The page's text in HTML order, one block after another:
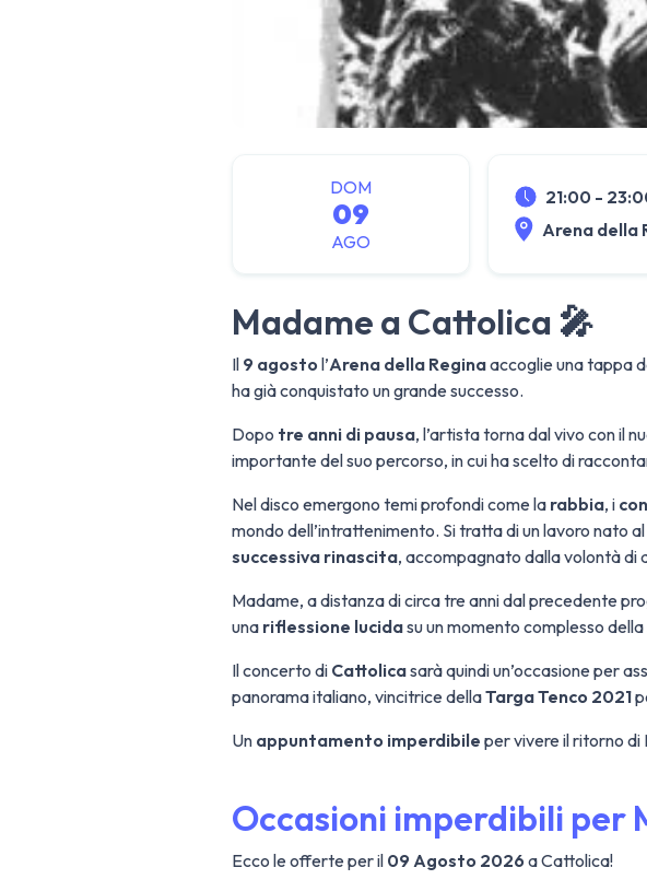
DOM
09
AGO
21:00 -
Arena della
Madame a Cattolica 🎤
Il 9 agosto l’Arena della Reginaaccoglie una tappa
ha già conquistato un grande successo.
Dopo tre anni di pausa, l’artista torna dal vivo con il
importante del suo percorso, in cui ha scelto di
Nel disco emergono temi profondi come la rabbia, i
mondo dell’intrattenimento. Si tratta di un lavoro nato
successiva rinascita, accompagnato dalla volontà
Madame, a distanza di circa tre anni dal precedente
una riflessione lucidasu un momento complesso
Il concerto di Cattolicasarà quindi un’occasione per
panorama italiano, vincitrice dellaTarga Tenco 2021
Un appuntamento imperdibile per vivere il ritorno di
Occasioni imperdibili per
Ecco le offerte per il 09 Agosto 2026 a Cattolica!